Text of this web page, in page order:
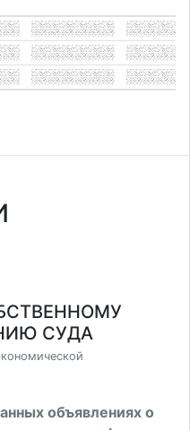
СУДА
объявлениях о